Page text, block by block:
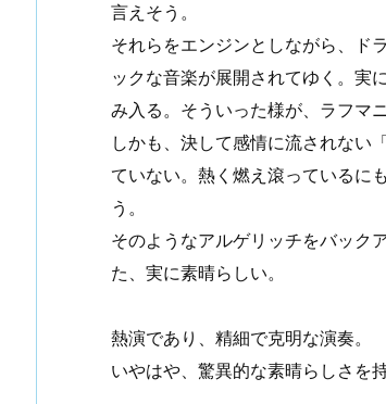
言えそう。
それらをエンジンとしながら、ド
ックな音楽が展開されてゆく。実
み入る。そういった様が、ラフマ
しかも、決して感情に流されない
ていない。熱く燃え滾っているに
う。
そのようなアルゲリッチをバック
た、実に素晴らしい。
熱演であり、精細で克明な演奏。
いやはや、驚異的な素晴らしさを